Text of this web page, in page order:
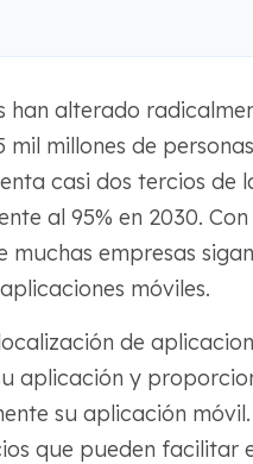
han alterado
millones de
casi dos tercios de
al 95% en 2030.
muchas empresas
móviles.
de
aplicación y
su aplicación móvil.
que pueden facilitar